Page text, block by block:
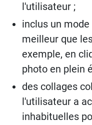
l'utilisateur ;
inclus un
meilleur que
exemple, en
photo en plein
des collages
l'utilisateur a
inhabituelles